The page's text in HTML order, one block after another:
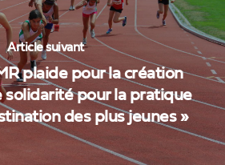
Article suivant
plaide pour la création
solidarité pour la pratique
des plus jeunes »